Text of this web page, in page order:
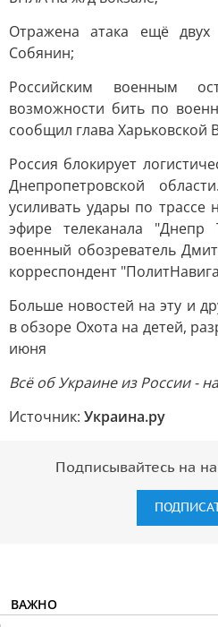
Отражена атака ещё
Собянин;
Российским военным
возможности бить по
сообщил глава Харьковской
Россия блокирует
Днепропетровской
усиливать удары по
эфире телеканала "Днепр
военный обозреватель
корреспондент
Больше новостей на эту и
в обзоре Охота на детей,
июня
Всё об Украине из России -
Источник: Украина.ру
Подписывайтесь на
ВАЖНО